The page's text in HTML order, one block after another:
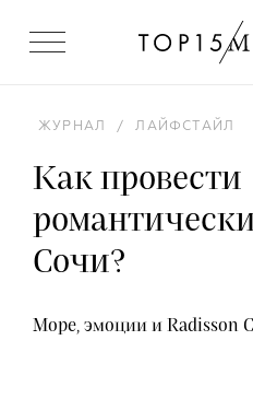
ЖУРНАЛ / ЛАЙФСТАЙЛ
Как провести
Сочи?
Море, эмоции и Radisson